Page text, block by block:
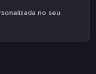
no seu